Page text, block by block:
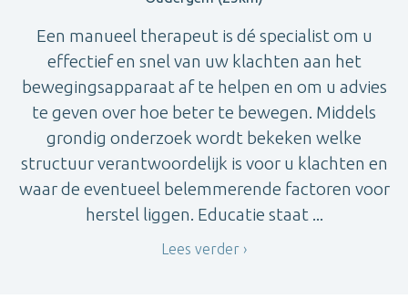
Een manueel therapeut is dé specialist om u
effectief en snel van uw klachten aan het
bewegingsapparaat af te helpen en om u advies
te geven over hoe beter te bewegen. Middels
grondig onderzoek wordt bekeken welke
structuur verantwoordelijk is voor u klachten en
waar de eventueel belemmerende factoren voor
herstel liggen. Educatie staat ...
Lees verder